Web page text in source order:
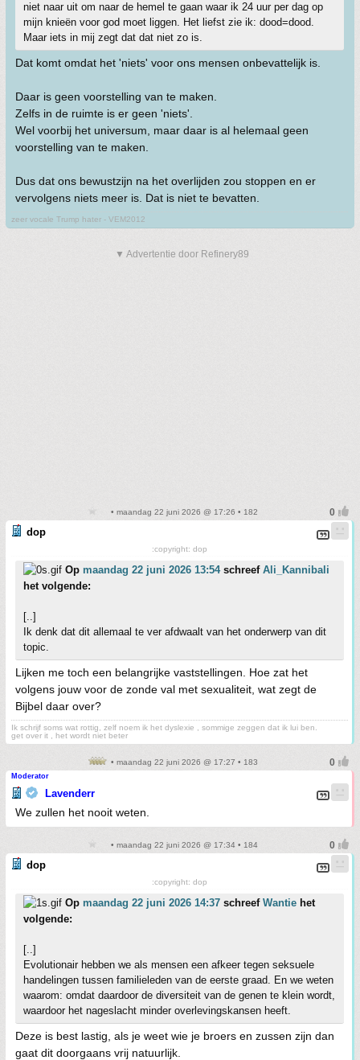
niet naar uit om naar de hemel te gaan waar ik 24 uur per dag op
mijn knieën voor god moet liggen. Het liefst zie ik: dood=dood.
Maar iets in mij zegt dat dat niet zo is.
Dat komt omdat het 'niets' voor ons mensen onbevattelijk is.
Daar is geen voorstelling van te maken.
Zelfs in de ruimte is er geen 'niets'.
Wel voorbij het universum, maar daar is al helemaal geen
voorstelling van te maken.
Dus dat ons bewustzijn na het overlijden zou stoppen en er
vervolgens niets meer is. Dat is niet te bevatten.
zeer vocale Trump hater - VEM2012
▼ Advertentie door Refinery89
• maandag 22 juni 2026 @ 17:26 • 182
dop
:copyright: dop
Op maandag 22 juni 2026 13:54schreef Ali_Kannibali
het volgende:
[..]
Ik denk dat dit allemaal te ver afdwaalt van het onderwerp van dit
topic.
Lijken me toch een belangrijke vaststellingen. Hoe zat het
volgens jouw voor de zonde val met sexualiteit, wat zegt de
Bijbel daar over?
Ik schrijf soms wat rottig, zelf noem ik het dyslexie , sommige zeggen dat ik lui ben.
get over it , het wordt niet beter
• maandag 22 juni 2026 @ 17:27 • 183
Moderator
Lavenderr
We zullen het nooit weten.
• maandag 22 juni 2026 @ 17:34 • 184
dop
:copyright: dop
Op maandag 22 juni 2026 14:37 schreef Wantie het
volgende:
[..]
Evolutionair hebben we als mensen een afkeer tegen seksuele
handelingen tussen familieleden van de eerste graad. En we weten
waarom: omdat daardoor de diversiteit van de genen te klein wordt,
waardoor het nageslacht minder overlevingskansen heeft.
Deze is best lastig, als je weet wie je broers en zussen zijn dan
gaat dit doorgaans vrij natuurlijk.